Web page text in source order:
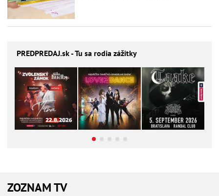
PREDPREDAJ.sk - Tu sa rodia zážitky
ZOZNAM TV